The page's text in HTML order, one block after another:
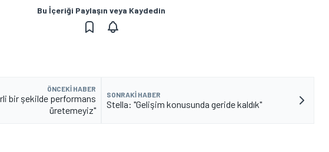
Bu İçeriği Paylaşın veya Kaydedin
ÖNCEKI HABER
bir şekilde performans
üretemeyiz"
SONRAKI HABER
Stella: "Gelişim konusunda geride kaldık"